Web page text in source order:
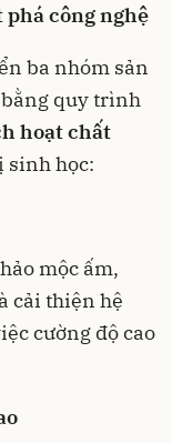
phá công nghệ
ba nhóm sản
quy trình
hoạt chất
sinh học:
mộc ấm,
cải thiện hệ
cường độ cao